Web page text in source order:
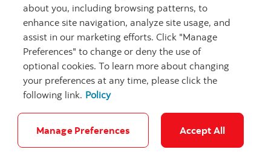
Carrières Ma banque à moi Notes juridiques Confidentialité
about you, including browsing patterns, to
enhance site navigation, analyze site usage, and
assist in our marketing efforts. Click "Manage
Preferences" to change or deny the use of
optional cookies. To learn more about changing
your preferences at any time, please click the
following link. Policy
Manage Preferences Accept All